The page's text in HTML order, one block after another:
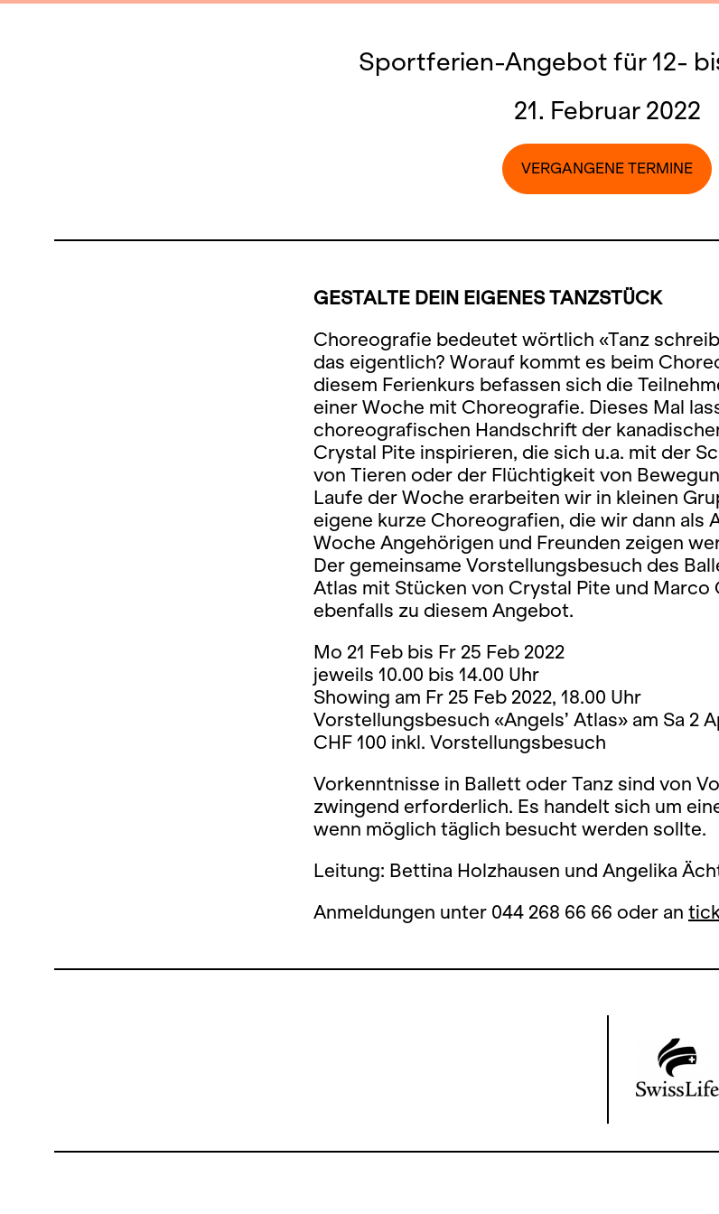
Sportferien-Angebot für 12-
21. Februar 2022
VERGANGENE TERMINE
GESTALTE DEIN EIGENES TANZSTÜCK
Choreografie bedeutet wörtlich «Tanz
das eigentlich? Worauf kommt es beim
diesem Ferienkurs befassen sich die
einer Woche mit Choreografie. Dieses Mal
choreografischen Handschrift der
Crystal Pite inspirieren, die sich u.a. mit der
von Tieren oder der Flüchtigkeit von
Laufe der Woche erarbeiten wir in kleinen
eigene kurze Choreografien, die wir dann als
Woche Angehörigen und Freunden zeigen
Der gemeinsame Vorstellungsbesuch des
Atlas mit Stücken von Crystal Pite und Marco
ebenfalls zu diesem Angebot.
Mo 21 Feb bis Fr 25 Feb 2022
jeweils 10.00 bis 14.00 Uhr
Showing am Fr 25 Feb 2022, 18.00 Uhr
Vorstellungsbesuch «Angels’ Atlas» am Sa 2
CHF 100 inkl. Vorstellungsbesuch
Vorkenntnisse in Ballett oder Tanz sind von
zwingend erforderlich. Es handelt sich um
wenn möglich täglich besucht werden sollte.
Leitung: Bettina Holzhausen und Angelika
Anmeldungen unter 044 268 66 66 oder an